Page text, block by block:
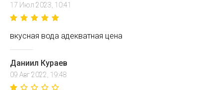
17 Июл 2023, 10:41
вкусная вода адекватная цена
Даниил Кураев
09 Авг 2022, 19:48